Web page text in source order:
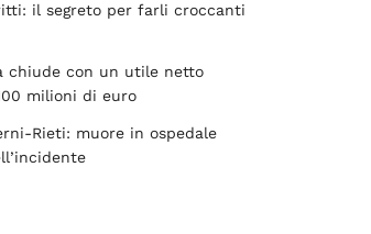
il segreto per farli croccanti
chiude con un utile netto
milioni di euro
Rieti: muore in ospedale